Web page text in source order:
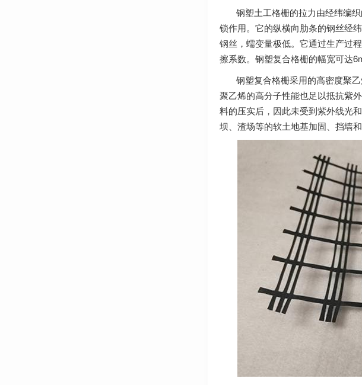
钢塑土工格栅的拉力由经纬编织
锁作用。它的纵横向肋条的钢丝经
钢丝，蠕变量极低。 它通过生产过
擦系数。钢塑复合格栅的幅宽可达
钢塑复合格栅采用的高密度聚乙
聚乙烯的高分子性能也足以抵抗紫
料的压实后，因此未受到紫外线光
坝、渣场等的软土地基加固、挡墙